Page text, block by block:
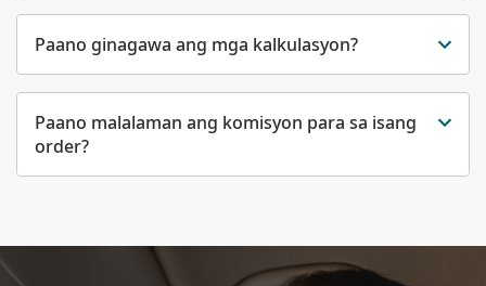
Paano ginagawa ang mga kalkulasyon?
Paano malalaman ang komisyon para sa isang
order?